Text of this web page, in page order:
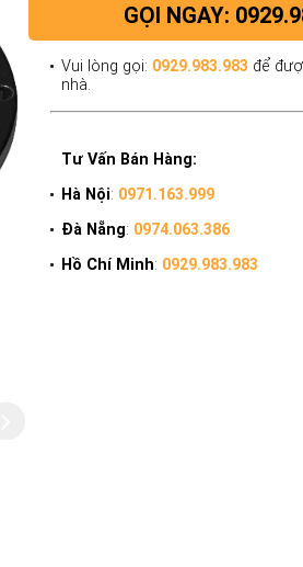
GỌI NGAY:
Vui lòng gọi: 0929.983.983 để
nhà.
Tư Vấn Bán Hàng:
Hà Nội: 0971.163.999
Đà Nẵng: 0974.063.386
Hồ Chí Minh: 0929.983.983